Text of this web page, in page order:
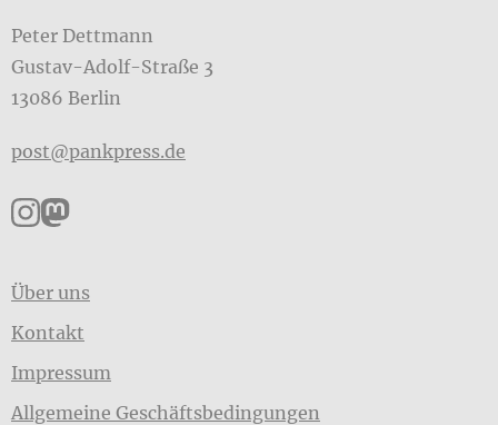
Peter Dettmann
Gustav-Adolf-Straße 3
13086 Berlin
post@pankpress.de
Pankpress auf Instagram
Pankpress auf Mastodon
Über uns
Kontakt
Impressum
Allgemeine Geschäftsbedingungen